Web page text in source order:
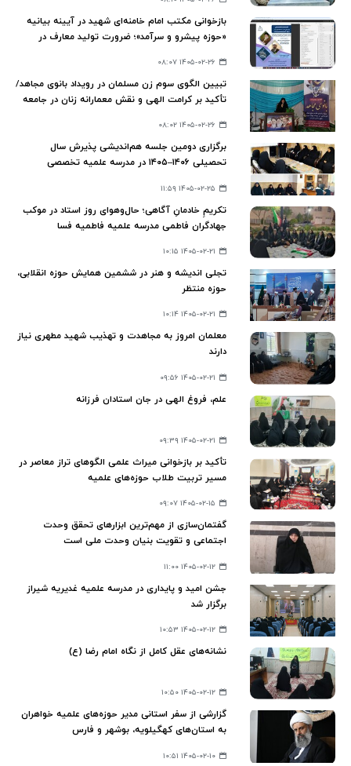
بازخوانی مکتب امام خامنه‌ای شهید در آیینه بیانیه
«حوزه پیشرو و سرآمد»؛ ضرورت تولید معارف در
۱۴۰۵-۰۲-۲۶ ۰۸:۰۷
تبیین الگوی سوم زن مسلمان در رویداد بانوی مجاهد/
تأکید بر کرامت الهی و نقش معمارانه زنان در جامعه
۱۴۰۵-۰۲-۲۶ ۰۸:۰۲
برگزاری دومین جلسه هم‌اندیشی پذیرش سال
تحصیلی ۱۴۰۶–۱۴۰۵ در مدرسه علمیه تخصصی
۱۴۰۵-۰۲-۲۵ ۱۱:۵۹
تکریمِ خادمانِ آگاهی؛ حال‌وهوای روز استاد در موکب
جهادگران فاطمی مدرسه علمیه فاطمیه فسا
۱۴۰۵-۰۲-۲۱ ۱۰:۱۵
تجلی اندیشه و هنر در ششمین همایش حوزه انقلابی،
حوزه منتظر
۱۴۰۵-۰۲-۲۱ ۱۰:۱۴
معلمان امروز به مجاهدت و تهذیب شهید مطهری نیاز
دارند
۱۴۰۵-۰۲-۲۱ ۰۹:۵۶
علم، فروغ الهی در جان استادان فرزانه
۱۴۰۵-۰۲-۲۱ ۰۹:۳۹
تأکید بر بازخوانی میراث علمی الگوهای تراز معاصر در
مسیر تربیت طلاب حوزه‌های علمیه
۱۴۰۵-۰۲-۱۵ ۰۹:۰۷
گفتمان‌سازی از مهم‌ترین ابزارهای تحقق وحدت
اجتماعی و تقویت بنیان وحدت ملی است
۱۴۰۵-۰۲-۱۲ ۱۱:۰۰
جشن امید و پایداری در مدرسه علمیه غدیریه شیراز
برگزار شد
۱۴۰۵-۰۲-۱۲ ۱۰:۵۳
نشانه‌های عقل کامل از نگاه امام رضا (ع)
۱۴۰۵-۰۲-۱۲ ۱۰:۵۰
گزارشی از سفر استانی مدیر حوزه‌های علمیه خواهران
به استان‌های کهگیلویه، بوشهر و فارس
۱۴۰۵-۰۲-۱۰ ۱۰:۵۱